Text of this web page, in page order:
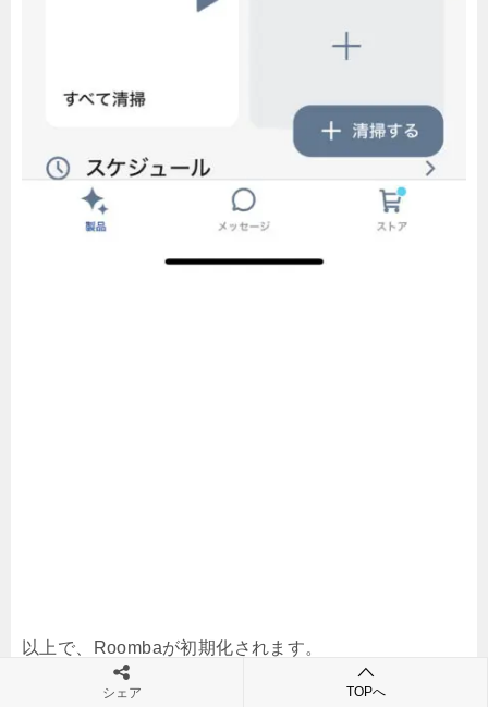
以上で、Roombaが初期化されます。
シェア TOPへ